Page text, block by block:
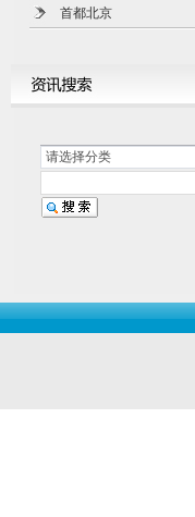
首都北京
请选择分类